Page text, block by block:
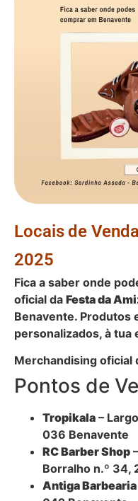
Locais de
2025
Fica a saber onde
oficial da Festa da
Benavente. Produtos
personalizados, à tua
Merchandising oficial
Pontos de
Tropikala –
036 Benavente
RC Barber Shop
Borralho n.º 34,
Antiga